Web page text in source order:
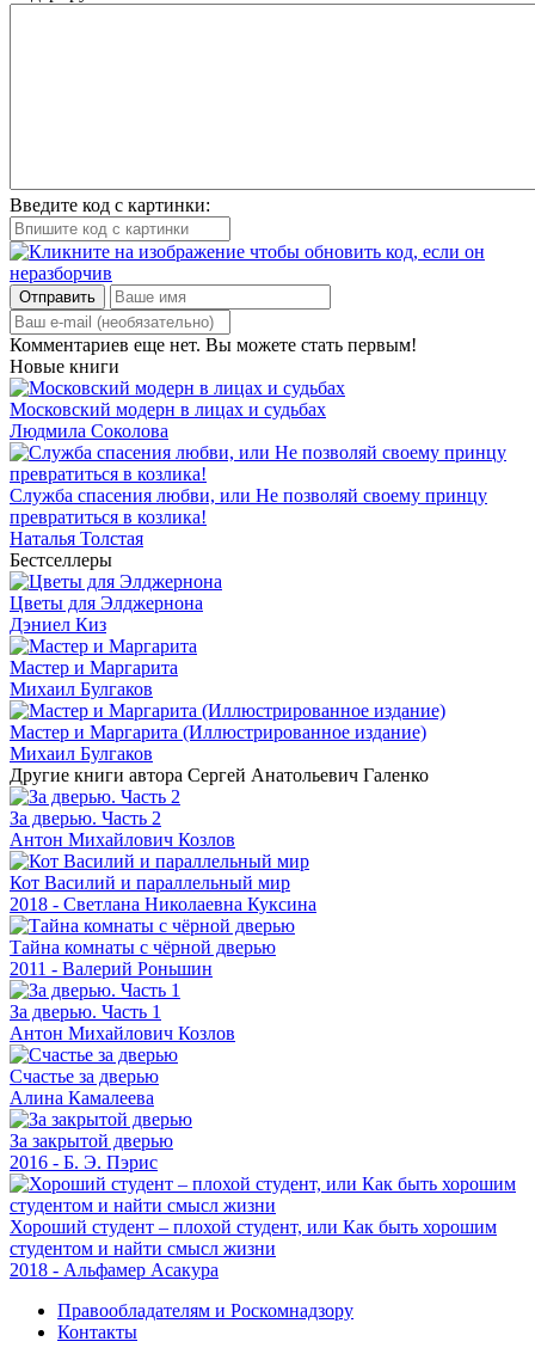
Введите код с картинки:
Отправить
Комментариев еще нет. Вы можете стать первым!
Новые книги
Московский модерн в лицах и судьбах
Людмила Соколова
Служба спасения любви, или Не позволяй своему принцу
превратиться в козлика!
Наталья Толстая
Бестселлеры
Цветы для Элджернона
Дэниел Киз
Мастер и Маргарита
Михаил Булгаков
Мастер и Маргарита (Иллюстрированное издание)
Михаил Булгаков
Другие книги автора Сергей Анатольевич Галенко
За дверью. Часть 2
Антон Михайлович Козлов
Кот Василий и параллельный мир
2018 - Светлана Николаевна Куксина
Тайна комнаты с чёрной дверью
2011 - Валерий Роньшин
За дверью. Часть 1
Антон Михайлович Козлов
Счастье за дверью
Алина Камалеева
За закрытой дверью
2016 - Б. Э. Пэрис
Хороший студент – плохой студент, или Как быть хорошим
студентом и найти смысл жизни
2018 - Альфамер Асакура
Правообладателям и Роскомнадзору
Контакты